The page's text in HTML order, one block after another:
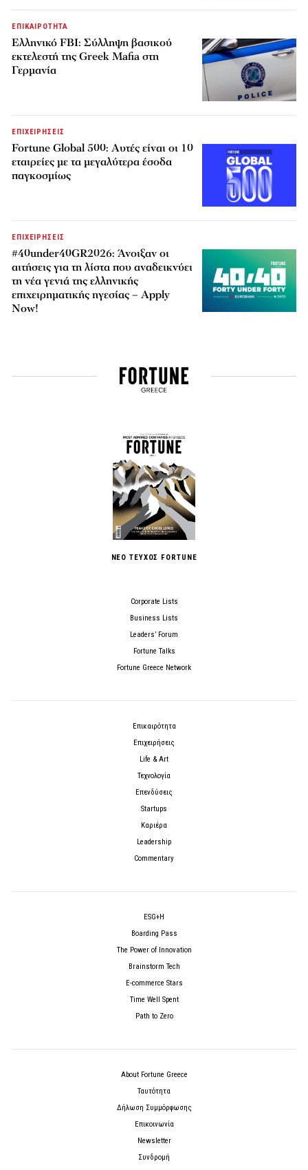
ΕΠΙΚΑΙΡΟΤΗΤΑ
Ελληνικό FBI: Σύλληψη βασικού
εκτελεστή της Greek Mafia στη
Γερμανία
ΕΠΙΧΕΙΡΗΣΕΙΣ
Fortune Global 500: Αυτές είναι οι 10
εταιρείες με τα μεγαλύτερα έσοδα
παγκοσμίως
ΕΠΙΧΕΙΡΗΣΕΙΣ
#40under40GR2026: Άνοιξαν οι
αιτήσεις για τη λίστα που αναδεικνύει
τη νέα γενιά της ελληνικής
επιχειρηματικής ηγεσίας – Apply
Now!
ΝΕΟ ΤΕΥΧΟΣ FORTUNE
Corporate Lists
Business Lists
Leaders’ Forum
Fortune Talks
Fortune Greece Network
Επικαιρότητα
Επιχειρήσεις
Life & Art
Τεχνολογία
Επενδύσεις
Startups
Καριέρα
Leadership
Commentary
ESG+H
Boarding Pass
The Power of Innovation
Brainstorm Tech
E-commerce Stars
Time Well Spent
Path to Zero
About Fortune Greece
Ταυτότητα
Δήλωση Συμμόρφωσης
Επικοινωνία
Newsletter
Συνδρομή